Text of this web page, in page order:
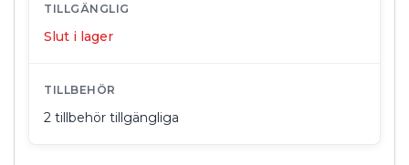
TILLGÄNGLIG
Slut i lager
TILLBEHÖR
2 tillbehör tillgängliga